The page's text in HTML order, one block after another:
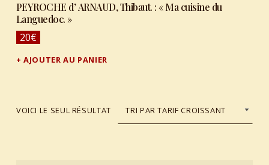
PEYROCHE d’ ARNAUD, Thibaut. : « Ma cuisine du
Languedoc. »
20€
AJOUTER AU PANIER
VOICI LE SEUL RÉSULTAT